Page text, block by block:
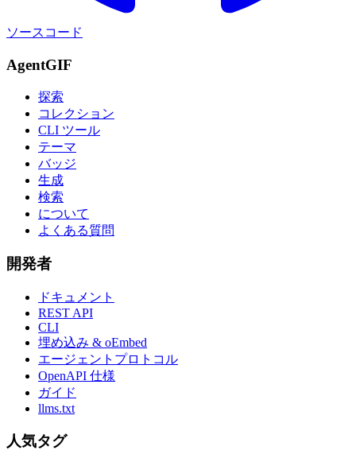
ソースコード
AgentGIF
探索
コレクション
CLI ツール
テーマ
バッジ
生成
検索
について
よくある質問
開発者
ドキュメント
REST API
CLI
埋め込み & oEmbed
エージェントプロトコル
OpenAPI 仕様
ガイド
llms.txt
人気タグ